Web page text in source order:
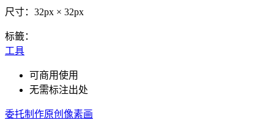
尺寸：32px × 32px
标籤：
工具
可商用使用
无需标注出处
委托制作原创像素画